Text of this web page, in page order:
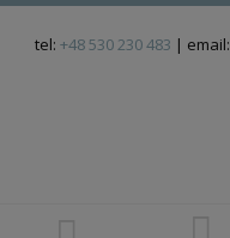
tel: +48 530 230 483 | email: